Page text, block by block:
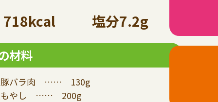
718kcal 塩分7.2g
材料
豚バラ肉 …… 130g
もやし …… 200g